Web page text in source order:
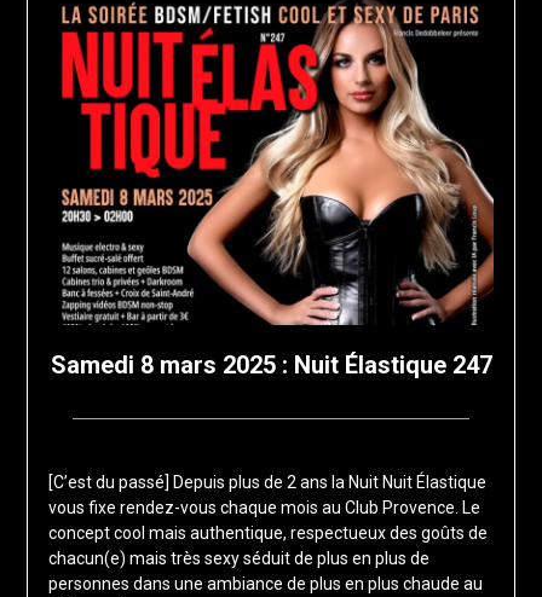
Samedi 8 mars 2025 : Nuit Élastique 247
12
janvier
2025
loup
[C’est du passé] Depuis plus de 2 ans la Nuit Nuit Élastique
vous fixe rendez-vous chaque mois au Club Provence. Le
concept cool mais authentique, respectueux des goûts de
chacun(e) mais très sexy séduit de plus en plus de
personnes dans une ambiance de plus en plus chaude au